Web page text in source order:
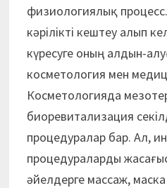
физиологиялық
кәрілікті кештеу алып
күресуге оның алдын-
косметология мен
Косметологияда
биоревитализация
процедуралар бар. Ал,
процедураларды
әйелдерге массаж,